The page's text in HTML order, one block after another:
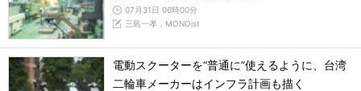
07月31日 06時00分
三島一孝，MONOist
電動スクーターを“普通に”使えるように、台湾
二輪車メーカーはインフラ計画も描く